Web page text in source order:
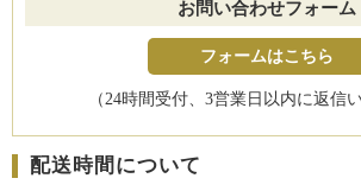
お問い合わせフォーム
フォームはこちら
（24時間受付、3営業日以内に返信
配送時間について